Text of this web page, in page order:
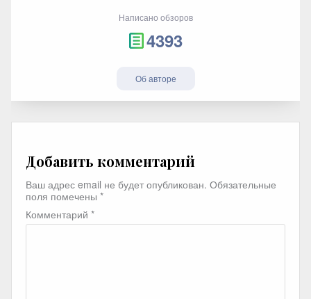
Написано обзоров
4393
Об авторе
Добавить комментарий
Ваш адрес email не будет опубликован. Обязательные
поля помечены *
Комментарий *